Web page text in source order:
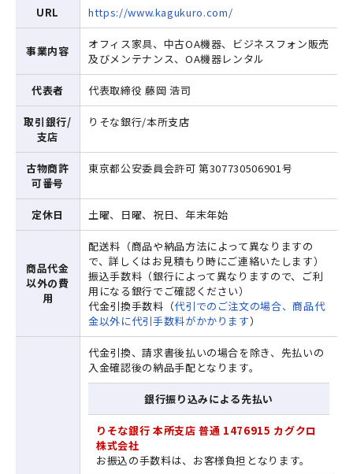
URL https://www.kagukuro.com/
事業内容
オフィス家具、中古OA機器、ビジネスフォン販売
及びメンテナンス、OA機器レンタル
代表者 代表取締役 藤岡 浩司
取引銀行/
支店
りそな銀行/本所支店
古物商許
可番号
東京都公安委員会許可 第307730506901号
定休日 土曜、日曜、祝日、年末年始
商品代金
以外の費
用
配送料（商品や納品方法によって異なりますの
で、詳しくはお見積もり時にご連絡いたします）
振込手数料（銀行によって異なりますので、ご利
用になる銀行でご確認ください）
代金引換手数料（代引でのご注文の場合、商品代
金以外に代引手数料がかかります）
代金引換、請求書後払いの場合を除き、先払いの
入金確認後の納品手配となります。
銀行振り込みによる先払い
りそな銀行 本所支店 普通 1476915 カグクロ
株式会社
お振込の手数料は、お客様負担となります。